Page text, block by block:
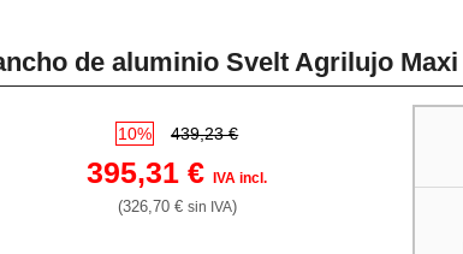
de aluminio Svelt Agrilujo Maxi
10% 439,23 €
395,31 €IVA incl.
(326,70 € sin IVA)